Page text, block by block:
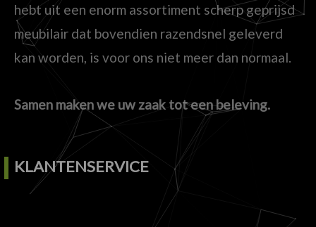
hebt uit een enorm assortiment scherp geprijsd
meubilair dat bovendien razendsnel geleverd
kan worden, is voor ons niet meer dan normaal.
Samen maken we uw zaak tot een beleving.
KLANTENSERVICE